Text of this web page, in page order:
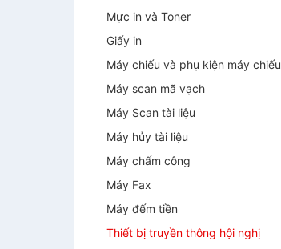
Mực in và Toner
Giấy in
Máy chiếu và phụ kiện máy chiếu
Máy scan mã vạch
Máy Scan tài liệu
Máy hủy tài liệu
Máy chấm công
Máy Fax
Máy đếm tiền
Thiết bị truyền thông hội nghị